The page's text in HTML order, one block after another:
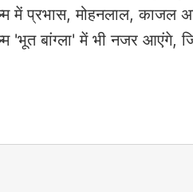
में प्रभास, मोहनलाल, काजल
'भूत बांग्ला' में भी नजर आएंगे,